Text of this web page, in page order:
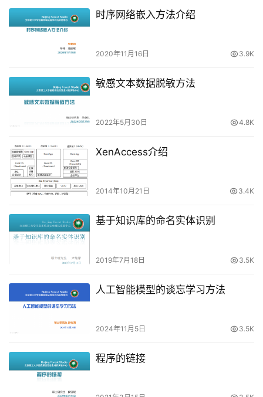
时序网络嵌入方法介绍
2020年11月16日 3.9K
敏感文本数据脱敏方法
2022年5月30日 4.8K
XenAccess介绍
2014年10月21日 3.4K
基于知识库的命名实体识别
2019年7月18日 3.5K
人工智能模型的谈忘学习方法
2024年11月5日 3.5K
程序的链接